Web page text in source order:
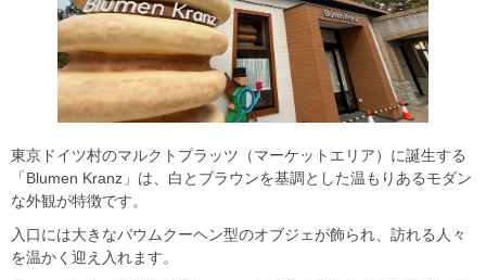
東京ドイツ村のマルクトプラッツ（マーケットエリア）に誕生する
「Blumen Kranz」は、白とブラウンを基調とした温もりあるモダン
な外観が特徴です。
入口には大きなバウムクーヘン型のオブジェが飾られ、訪れる人々
を温かく迎え入れます。